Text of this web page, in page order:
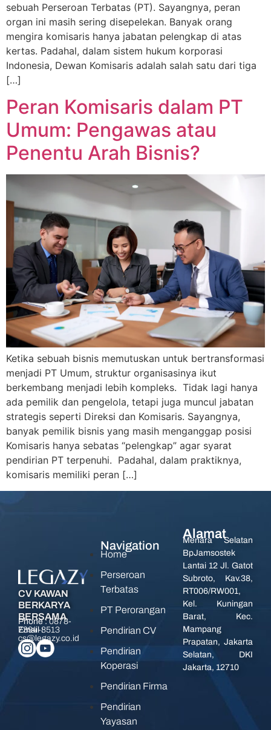
sebuah Perseroan Terbatas (PT). Sayangnya, peran
organ ini masih sering disepelekan. Banyak orang
mengira komisaris hanya jabatan pelengkap di atas
kertas. Padahal, dalam sistem hukum korporasi
Indonesia, Dewan Komisaris adalah salah satu dari tiga
[…]
Peran Komisaris dalam PT
Umum: Pengawas atau
Penentu Arah Bisnis?
Ketika sebuah bisnis memutuskan untuk bertransformasi
menjadi PT Umum, struktur organisasinya ikut
berkembang menjadi lebih kompleks. Tidak lagi hanya
ada pemilik dan pengelola, tetapi juga muncul jabatan
strategis seperti Direksi dan Komisaris. Sayangnya,
banyak pemilik bisnis yang masih menganggap posisi
Komisaris hanya sebatas “pelengkap” agar syarat
pendirian PT terpenuhi. Padahal, dalam praktiknya,
komisaris memiliki peran […]
CV KAWAN
BERKARYA
BERSAMA
Phone :0878-
7394-8513
Email :
cs@legazy.co.id
Navigation
Home
Perseroan
Terbatas
PT Perorangan
Pendirian CV
Pendirian
Koperasi
Pendirian Firma
Pendirian
Yayasan
Alamat
Menara Selatan
BpJamsostek
Lantai 12 Jl. Gatot
Subroto, Kav.38,
RT006/RW001,
Kel. Kuningan
Barat, Kec.
Mampang
Prapatan, Jakarta
Selatan, DKI
Jakarta, 12710